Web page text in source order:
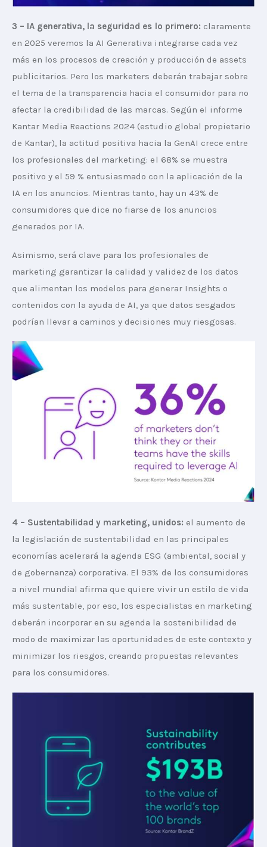
3 – IA generativa, la seguridad es lo primero: claramente
en 2025 veremos la AI Generativa integrarse cada vez
más en los procesos de creación y producción de assets
publicitarios. Pero los marketers deberán trabajar sobre
el tema de la transparencia hacia el consumidor para no
afectar la credibilidad de las marcas. Según el informe
Kantar Media Reactions 2024 (estudio global propietario
de Kantar), la actitud positiva hacia la GenAI crece entre
los profesionales del marketing: el 68% se muestra
positivo y el 59 % entusiasmado con la aplicación de la
IA en los anuncios. Mientras tanto, hay un 43% de
consumidores que dice no fiarse de los anuncios
generados por IA.
Asimismo, será clave para los profesionales de
marketing garantizar la calidad y validez de los datos
que alimentan los modelos para generar Insights o
contenidos con la ayuda de AI, ya que datos sesgados
podrían llevar a caminos y decisiones muy riesgosas.
4 – Sustentabilidad y marketing, unidos: el aumento de
la legislación de sustentabilidad en las principales
economías acelerará la agenda ESG (ambiental, social y
de gobernanza) corporativa. El 93% de los consumidores
a nivel mundial afirma que quiere vivir un estilo de vida
más sustentable, por eso, los especialistas en marketing
deberán incorporar en su agenda la sostenibilidad de
modo de maximizar las oportunidades de este contexto y
minimizar los riesgos, creando propuestas relevantes
para los consumidores.